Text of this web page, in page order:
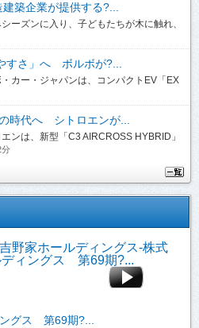
築企業が提供する?...
ーズンに入り、子どもたちが木に触れ、
すさ」へ ボルボが?...
カー・ジャパンは、コンパクトEV「EX
時代へ シトロエンが...
ンは、新型「C3 AIRCROSS HYBRID」
分
グス 第69期?...